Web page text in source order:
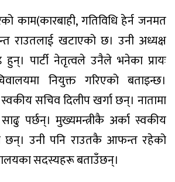
काम(कारबाही, गतिविधि हेर्न जनमत
राउतलाई खटाएको छ। उनी अध्यक्ष
पार्टी नेतृत्वले उनैले भनेका प्रायः
नियुक्त गरिएको बताइन्छ।
सचिव दिलीप खर्गा छन्। नातामा
पर्छन्। मुख्यमन्त्रीकै अर्का स्वकीय
छन्। उनी पनि राउतकै आफन्त रहेको
सदस्यहरू बताउँछन्।